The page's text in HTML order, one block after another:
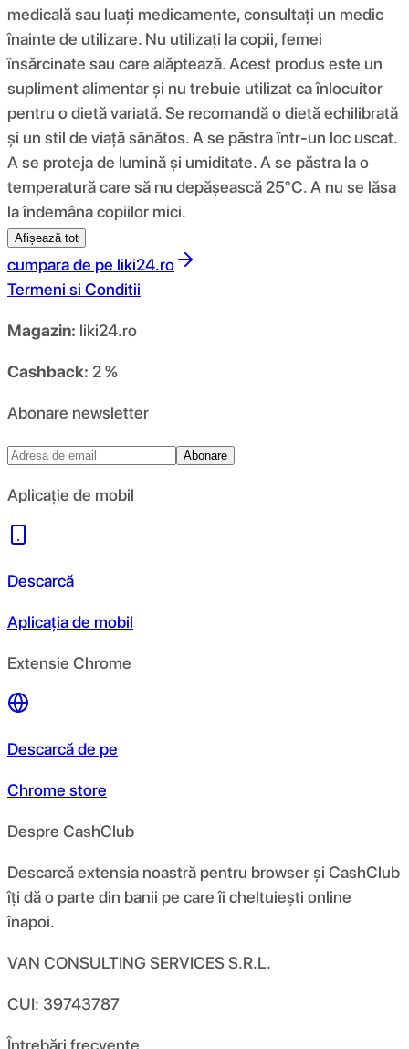
medicală sau luați medicamente, consultați un medic
înainte de utilizare. Nu utilizați la copii, femei
însărcinate sau care alăptează. Acest produs este un
supliment alimentar și nu trebuie utilizat ca înlocuitor
pentru o dietă variată. Se recomandă o dietă echilibrată
și un stil de viață sănătos. A se păstra într-un loc uscat.
A se proteja de lumină și umiditate. A se păstra la o
temperatură care să nu depășească 25°C. A nu se lăsa
la îndemâna copiilor mici.
Afișează tot
cumpara de pe liki24.ro
Termeni si Conditii
Magazin: liki24.ro
Cashback: 2 %
Abonare newsletter
Abonare
Aplicație de mobil
Descarcă
Aplicația de mobil
Extensie Chrome
Descarcă de pe
Chrome store
Despre CashClub
Descarcă extensia noastră pentru browser și CashClub
îți dă o parte din banii pe care îi cheltuiești online
înapoi.
VAN CONSULTING SERVICES S.R.L.
CUI: 39743787
Întrebări frecvente